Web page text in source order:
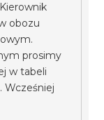
obozu
prosimy
w tabeli
Wcześniej